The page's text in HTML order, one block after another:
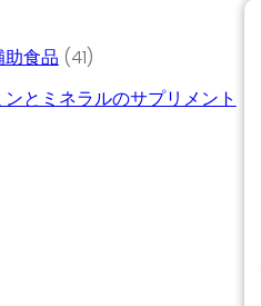
の商品
食品 4141個の商品
ンとミネラルのサプリメント
の商品